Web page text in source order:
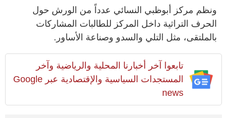
ونظم مركز أبوظبي النسائي عدداً من الورش حول
الحرف التراثية داخل المركز للطالبات المشاركات
بالملتقى، مثل التلي والسدو وصناعة الأساور.
تابعوا آخر أخبارنا المحلية والرياضية وآخر
المستجدات السياسية والإقتصادية عبر Google
news